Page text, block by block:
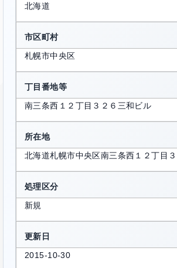
北海道
市区町村
札幌市中央区
丁目番地等
南三条西１２丁目３２６三和ビル
所在地
北海道札幌市中央区南三条西１２丁目
処理区分
新規
更新日
2015-10-30